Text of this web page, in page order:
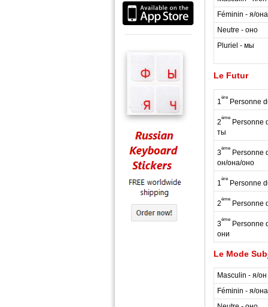
Féminin - я/она
Neutre - оно
Pluriel - мы
Le Futur
1
ère
Personne
2
ème
Personne
ты
3
ème
Personne
он/она/оно
1
ère
Personne
2
ème
Personne
3
ème
Personne
они
Le Mode
Masculin - я/он
Féminin - я/она